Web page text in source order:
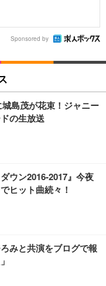
Sponsored by
島茂が花束！ジャニー
の生放送
ウン2016-2017』今夜
ヒット曲続々！
みと共演をブログで報